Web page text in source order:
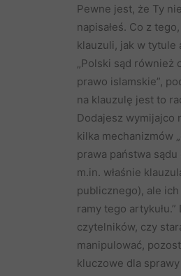
Pewne jest, że Ty
napisałeś. Co z
klauzuli, jak w tytule
„Polski sąd również
prawo islamskie”,
na klauzulę jest to
Dodajesz wymijajco
kilka mechanizmów
prawa państwa
m.in. właśnie
publicznego), ale
ramy tego
czytelników, czy
manipulować,
kluczowe dla